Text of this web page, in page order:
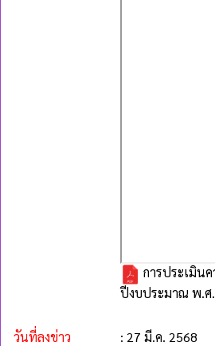
การประเมิน
ปีงบประมาณ พ.ศ
วันที่ลงข่าว
: 27 มี.ค. 2568